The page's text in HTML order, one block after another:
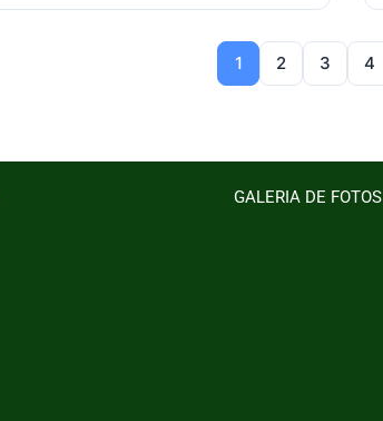
1 2 3 4
GALERIA DE FOTOS